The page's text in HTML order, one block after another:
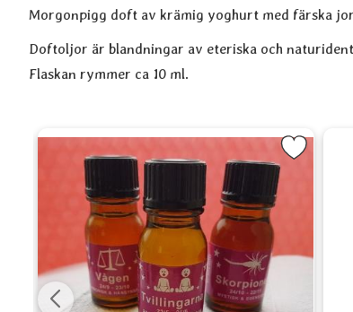
Produktbeskrivning
Morgonpigg doft av krämig yoghurt med färska
Doftoljor är blandningar av eteriska och
Flaskan rymmer ca 10 ml.
Markera Doftolja - Lejonet